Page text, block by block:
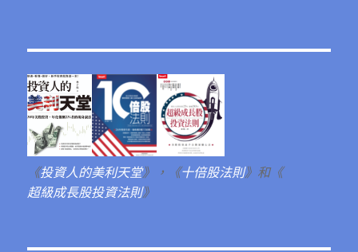
《投資人的美利天堂》，《十倍股法則》和《
超級成長股投資法則》